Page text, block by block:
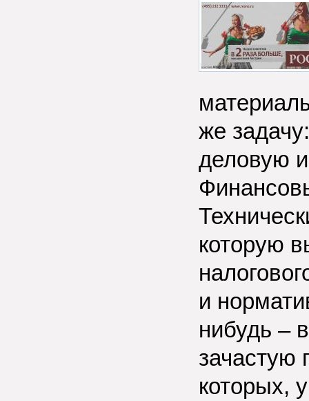
же
деловую
которую
и
нибудь –
зачастую
которых,